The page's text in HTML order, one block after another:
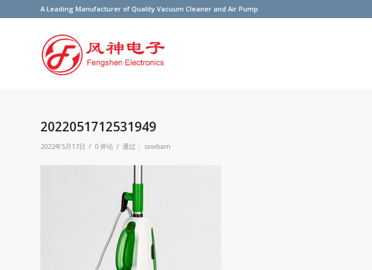
A Leading Manufacturer of Quality Vacuum Cleaner and Air Pump
2022051712531949
2022年5月17日 / 0 评论 / 通过： sxwbam